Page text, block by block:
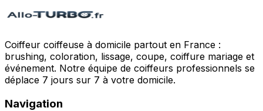
Coiffeur coiffeuse à domicile partout en France :
brushing, coloration, lissage, coupe, coiffure mariage et
événement. Notre équipe de coiffeurs professionnels se
déplace 7 jours sur 7 à votre domicile.
Navigation